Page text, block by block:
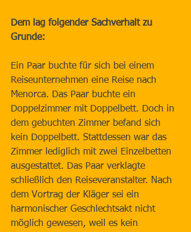
Dem lag folgender Sachverhalt zu
Grunde:
Ein Paar buchte für sich bei einem
Reiseunternehmen eine Reise nach
Menorca. Das Paar buchte ein
Doppelzimmer mit Doppelbett. Doch in
dem gebuchten Zimmer befand sich
kein Doppelbett. Stattdessen war das
Zimmer lediglich mit zwei Einzelbetten
ausgestattet. Das Paar verklagte
schließlich den Reiseveranstalter. Nach
dem Vortrag der Kläger sei ein
harmonischer Geschlechtsakt nicht
möglich gewesen, weil es kein